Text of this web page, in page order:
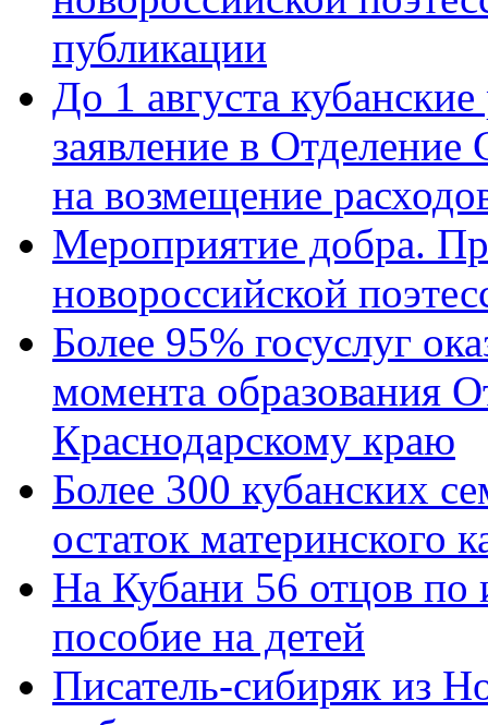
публикации
До 1 августа
заявление в
на возмещение
Мероприятие добра.
новороссийской
Более 95% госуслуг
момента образования
Краснодарскому краю
Более 300 кубанских
остаток материнского
На Кубани 56 отцов по
пособие на детей
Писатель-сибиряк из